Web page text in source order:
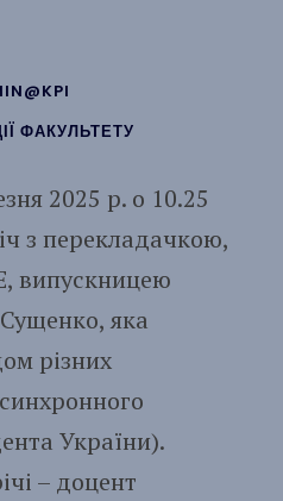
ФАКУЛЬТЕТУ
2025 р. о 10.25
з перекладачкою,
випускницею
яка
різних
України).
– доцент